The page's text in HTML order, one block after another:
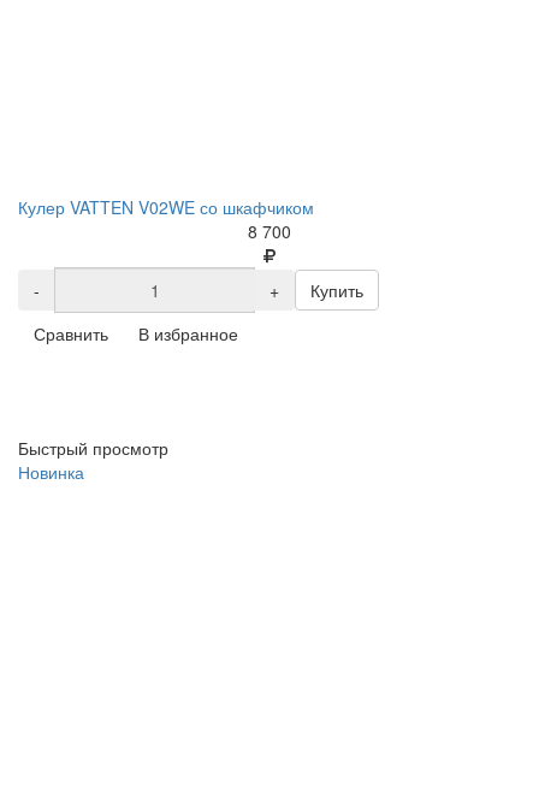
Кулер VATTEN V02WE со шкафчиком
8 700
- +
Купить
Сравнить
В избранное
Быстрый просмотр
Новинка